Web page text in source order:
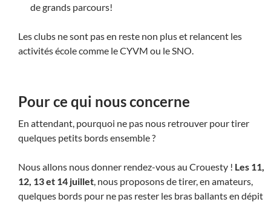
de grands parcours!
Les clubs ne sont pas en reste non plus et relancent les
activités école comme le CYVM ou le SNO.
Pour ce qui nous concerne
En attendant, pourquoi ne pas nous retrouver pour tirer
quelques petits bords ensemble ?
Nous allons nous donner rendez-vous au Crouesty ! Les 11,
12, 13 et 14 juillet, nous proposons de tirer, en amateurs,
quelques bords pour ne pas rester les bras ballants en dépit